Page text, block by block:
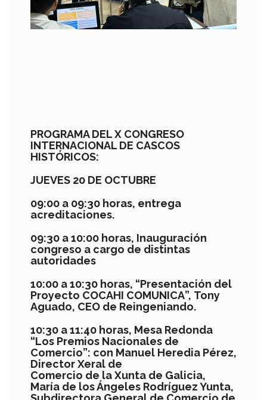
PROGRAMA DEL X CONGRESO
INTERNACIONAL DE CASCOS
HISTÓRICOS:
JUEVES 20 DE OCTUBRE
09:00 a 09:30 horas, entrega
acreditaciones.
09:30 a 10:00 horas, Inauguración
congreso a cargo de distintas
autoridades
10:00 a 10:30 horas, “Presentación del
Proyecto COCAHI COMUNICA”, Tony
Aguado, CEO de Reingeniando.
10:30 a 11:40 horas, Mesa Redonda
“Los Premios Nacionales de
Comercio”: con Manuel Heredia Pérez,
Director Xeral de
Comercio de la Xunta de Galicia,
María de los Ángeles Rodríguez Yunta,